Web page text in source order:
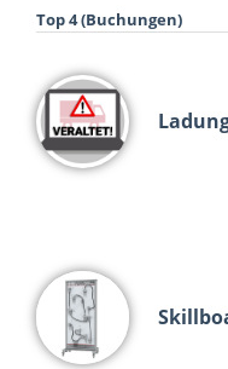
Top 4 (Buchungen)